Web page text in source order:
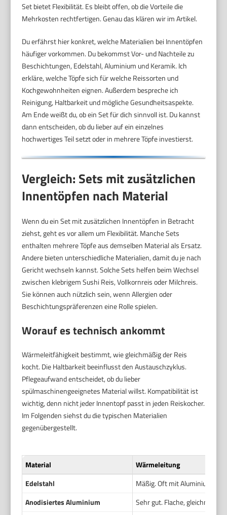
Set bietet Flexibilität. Es bleibt offen, ob die Vorteile die
Mehrkosten rechtfertigen. Genau das klären wir im Artikel.
Du erfährst hier konkret, welche Materialien bei Innentöpfen
häufiger vorkommen. Du bekommst Vor- und Nachteile zu
Beschichtungen, Edelstahl, Aluminium und Keramik. Ich
erkläre, welche Töpfe sich für welche Reissorten und
Kochgewohnheiten eignen. Außerdem bespreche ich
Reinigung, Haltbarkeit und mögliche Gesundheitsaspekte.
Am Ende weißt du, ob ein Set für dich sinnvoll ist. Du kannst
dann entscheiden, ob du lieber auf ein einzelnes
hochwertiges Teil setzt oder in mehrere Töpfe investierst.
Vergleich: Sets mit zusätzlichen
Innentöpfen nach Material
Wenn du ein Set mit zusätzlichen Innentöpfen in Betracht
ziehst, geht es vor allem um Flexibilität. Manche Sets
enthalten mehrere Töpfe aus demselben Material als Ersatz.
Andere bieten unterschiedliche Materialien, damit du je nach
Gericht wechseln kannst. Solche Sets helfen beim Wechsel
zwischen klebrigem Sushi Reis, Vollkornreis oder Milchreis.
Sie können auch nützlich sein, wenn Allergien oder
Beschichtungspräferenzen eine Rolle spielen.
Worauf es technisch ankommt
Wärmeleitfähigkeit bestimmt, wie gleichmäßig der Reis
kocht. Die Haltbarkeit beeinflusst den Austauschzyklus.
Pflegeaufwand entscheidet, ob du lieber
spülmaschinengeeignetes Material willst. Kompatibilität ist
wichtig, denn nicht jeder Innentopf passt in jeden Reiskocher.
Im Folgenden siehst du die typischen Materialien
gegenübergestellt.
Material
Wärmeleitung
Edelstahl
Mäßig. Oft mit
Anodisiertes Aluminium
Sehr gut. Flache,